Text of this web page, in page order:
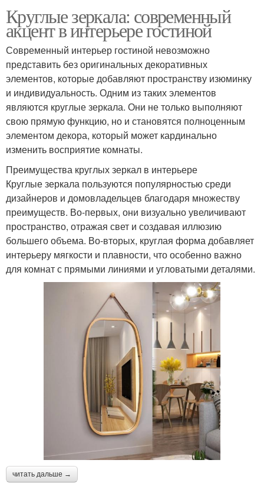
Круглые зеркала: современный
акцент в интерьере гостиной
Современный интерьер гостиной невозможно
представить без оригинальных декоративных
элементов, которые добавляют пространству изюминку
и индивидуальность. Одним из таких элементов
являются круглые зеркала. Они не только выполняют
свою прямую функцию, но и становятся полноценным
элементом декора, который может кардинально
изменить восприятие комнаты.
Преимущества круглых зеркал в интерьере
Круглые зеркала пользуются популярностью среди
дизайнеров и домовладельцев благодаря множеству
преимуществ. Во-первых, они визуально увеличивают
пространство, отражая свет и создавая иллюзию
большего объема. Во-вторых, круглая форма добавляет
интерьеру мягкости и плавности, что особенно важно
для комнат с прямыми линиями и угловатыми деталями.
читать дальше →